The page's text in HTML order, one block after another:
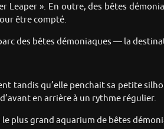
Leaper ». En outre, des bêtes
être compté.
des bêtes démoniaques — la
tandis qu’elle penchait sa petite
en arrière à un rythme régulier.
le plus grand aquarium de bêtes